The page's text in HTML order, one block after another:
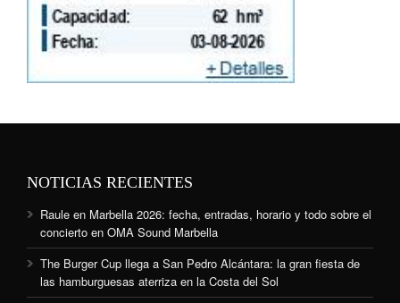
NOTICIAS RECIENTES
Raule en Marbella 2026: fecha, entradas, horario y todo sobre el
concierto en OMA Sound Marbella
The Burger Cup llega a San Pedro Alcántara: la gran fiesta de
las hamburguesas aterriza en la Costa del Sol